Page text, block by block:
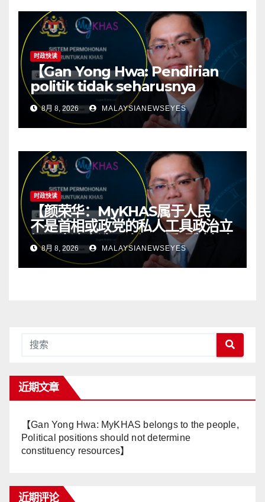
时政快读
【Gan Yong Hwa: Pendirian
politik tidak seharusnya
menentukan sumber
kawasan; ketelusan asas
kepada politik yang sihat】
8月 8, 2026 MALAYSIANEWSEYES
时政快读
【颜荣华：MyKHAS属于人民
不是首相或政党的私人工具政治立
场不应决定选区资源 透明制度才
有健康政治】
8月 8, 2026 MALAYSIANEWSEYES
近期文章
【Gan Yong Hwa: MyKHAS belongs to the people,
Political positions should not determine
constituency resources】
近期评论